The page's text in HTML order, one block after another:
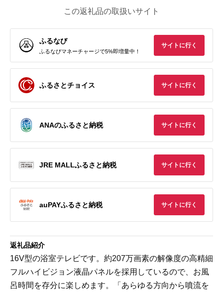
この返礼品の取扱いサイト
ふるなび
ふるなびマネーチャージで5%即増量中！
サイトに行く
ふるさとチョイス サイトに行く
ANAのふるさと納税 サイトに行く
JRE MALLふるさと納税 サイトに行く
auPAYふるさと納税 サイトに行く
返礼品紹介
16V型の浴室テレビです。約207万画素の解像度の高精細
フルハイビジョン液晶パネルを採用しているので、お風
呂時間を存分に楽しめます。「あらゆる方向から噴流を